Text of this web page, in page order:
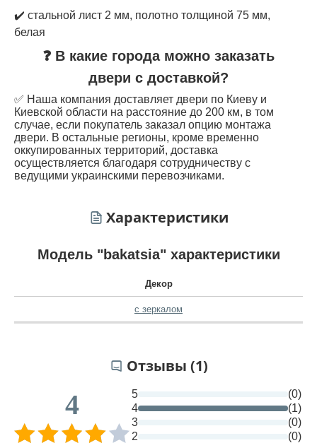
✔️ стальной лист 2 мм, полотно толщиной 75 мм,
белая
❓ В какие города можно заказать
двери с доставкой?
✅ Наша компания доставляет двери по Киеву и
Киевской области на расстояние до 200 км, в том
случае, если покупатель заказал опцию монтажа
двери. В остальные регионы, кроме временно
оккупированных территорий, доставка
осуществляется благодаря сотрудничеству с
ведущими украинскими перевозчиками.
Характеристики
Модель "bakatsia" характеристики
Декор
с зеркалом
Отзывы (1)
4 5
(0)
4
(1)
3
(0)
2
(0)